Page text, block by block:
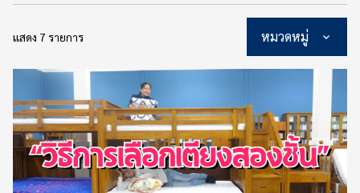
ลด
สินค้า/
บริการ
รูป
สินค้า
แสดง 7 รายการ หมวดหมู่